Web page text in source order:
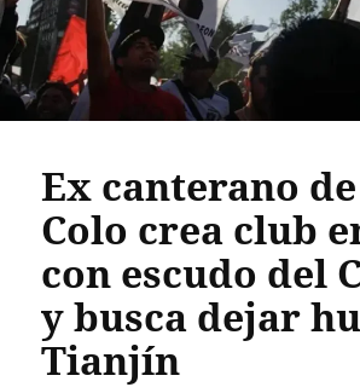
Ex canterano
Colo crea club
con escudo del
y busca dejar
Tianjín